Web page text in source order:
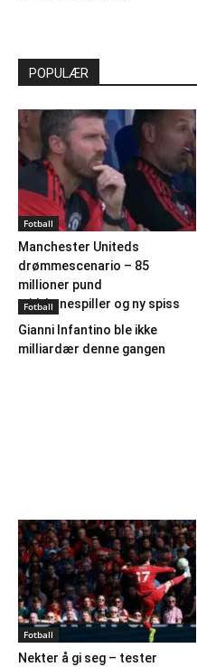
POPULÆR
Fotball
Manchester Uniteds
drømmescenario – 85
millioner pund
midtbanespiller og ny spiss
Fotball
Gianni Infantino ble ikke
milliardær denne gangen
Fotball
Nekter å gi seg – tester